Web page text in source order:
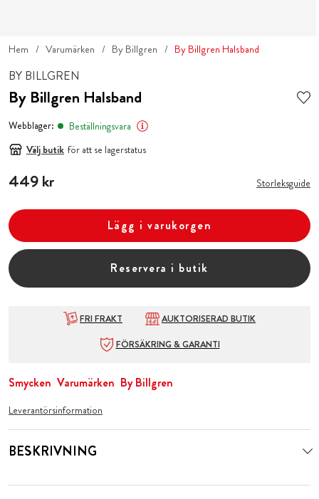
Hem Varumärken By Billgren By Billgren Halsband
BY BILLGREN
By Billgren Halsband
Webblager:
Beställningsvara
Välj butik för att se lagerstatus
Pris:449 kr
449 kr Storleksguide
Lägg i varukorgen
Reservera i butik
FRI FRAKT
AUKTORISERAD BUTIK
FÖRSÄKRING & GARANTI
Smycken Varumärken By Billgren
Leverantörsinformation
BESKRIVNING